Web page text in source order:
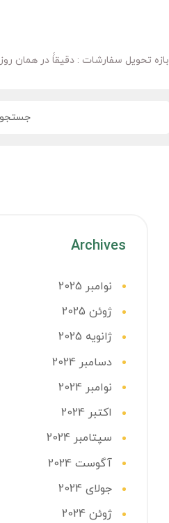
بازه تحویل سفارشات : دقیقاََ در همان روز
Archives
نوامبر 2025
ژوئن 2025
ژانویه 2025
دسامبر 2024
نوامبر 2024
اکتبر 2024
سپتامبر 2024
آگوست 2024
جولای 2024
ژوئن 2024